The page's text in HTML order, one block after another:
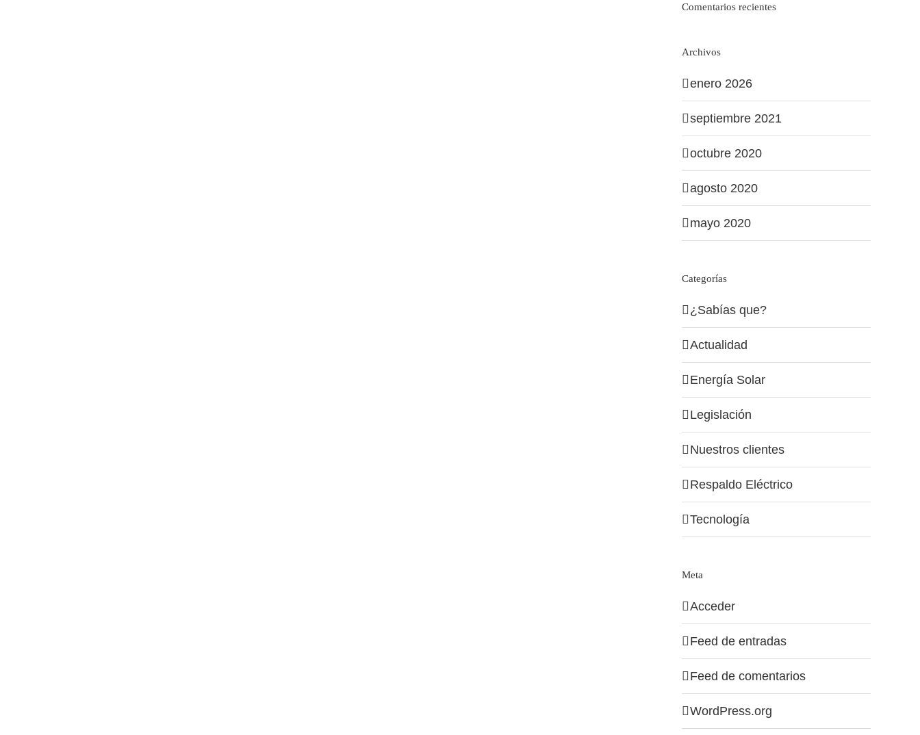
Comentarios recientes
Archivos
enero 2026
septiembre 2021
octubre 2020
agosto 2020
mayo 2020
Categorías
¿Sabías que?
Actualidad
Energía Solar
Legislación
Nuestros clientes
Respaldo Eléctrico
Tecnología
Meta
Acceder
Feed de entradas
Feed de comentarios
WordPress.org